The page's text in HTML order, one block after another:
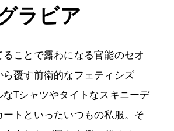
ラビア
ことで露わになる官能のセオ
ら覆す前衛的なフェティシズ
Tシャツやタイトなスキニーデ
トといったいつもの私服。そ